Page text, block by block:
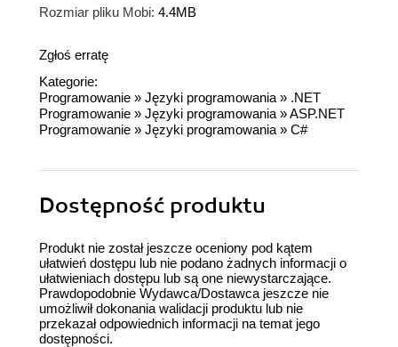
Rozmiar pliku Mobi: 4.4MB
Zgłoś erratę
Kategorie:
Programowanie » Języki programowania » .NET
Programowanie » Języki programowania »ASP.NET
Programowanie » Języki programowania » C#
Dostępność produktu
Produkt nie został jeszcze oceniony pod kątem
ułatwień dostępu lub nie podano żadnych informacji o
ułatwieniach dostępu lub są one niewystarczające.
Prawdopodobnie Wydawca/Dostawca jeszcze nie
umożliwił dokonania walidacji produktu lub nie
przekazał odpowiednich informacji na temat jego
dostępności.